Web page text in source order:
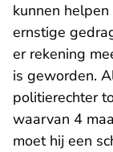
kunnen
ernstige
er rekening
is geworden.
politierechter
waarvan 4
moet hij een